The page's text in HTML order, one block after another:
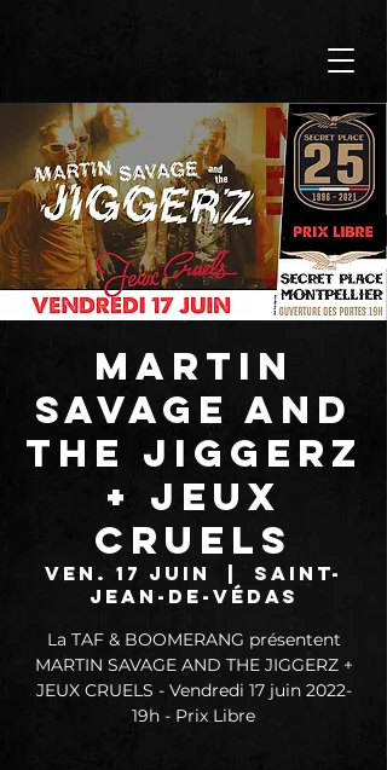
MARTIN
SAVAGE AND
THE JIGGERZ
+ JEUX
CRUELS
ven. 17 juin
  |
Saint-
Jean-de-Védas
La TAF & BOOMERANG présentent
MARTIN SAVAGE AND THE JIGGERZ +
JEUX CRUELS - Vendredi 17 juin 2022-
19h - Prix Libre